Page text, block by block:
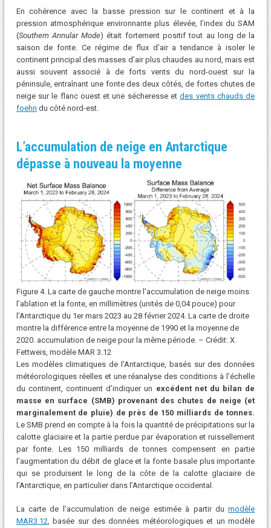
En cohérence avec la basse pression sur le continent et à la
pression atmosphérique environnante plus élevée, l’index du SAM
(Southern Annular Mode) était fortement positif tout au long de la
saison de fonte. Ce régime de flux d’air a tendance à isoler le
continent principal des masses d’air plus chaudes au nord, mais est
aussi souvent associé à de forts vents du nord-ouest sur la
péninsule, entraînant une fonte des deux côtés, de fortes chutes de
neige sur le flanc ouest et une sécheresse etdes vents chauds de
foehn du côté nord-est.
L’accumulation de neige en Antarctique
dépasse à nouveau la moyenne
Figure 4. La carte de gauche montre l’accumulation de neige moins
l’ablation et la fonte, en millimètres (unités de 0,04 pouce) pour
l’Antarctique du 1er mars 2023 au 28 février 2024. La carte de droite
montre la différence entre la moyenne de 1990 et la moyenne de
2020. accumulation de neige pour la même période. – Crédit: X.
Fettweis, modèle MAR 3.12
Les modèles climatiques de l’Antarctique, basés sur des données
météorologiques réelles et une réanalyse des conditions à l’échelle
du continent, continuent d’indiquer un excédent net du bilan de
masse en surface (SMB) provenant des chutes de neige (et
marginalement de pluie) de près de 150 milliards de tonnes.
Le SMB prend en compte à la fois la quantité de précipitations sur la
calotte glaciaire et la partie perdue par évaporation et ruissellement
par fonte. Les 150 milliards de tonnes compensent en partie
l’augmentation du débit de glace et la fonte basale plus importante
qui se produisent le long de la côte de la calotte glaciaire de
l’Antarctique, en particulier dans l’Antarctique occidental.
La carte de l’accumulation de neige estimée à partir dumodèle
MAR3.12, basée sur des données météorologiques et un modèle